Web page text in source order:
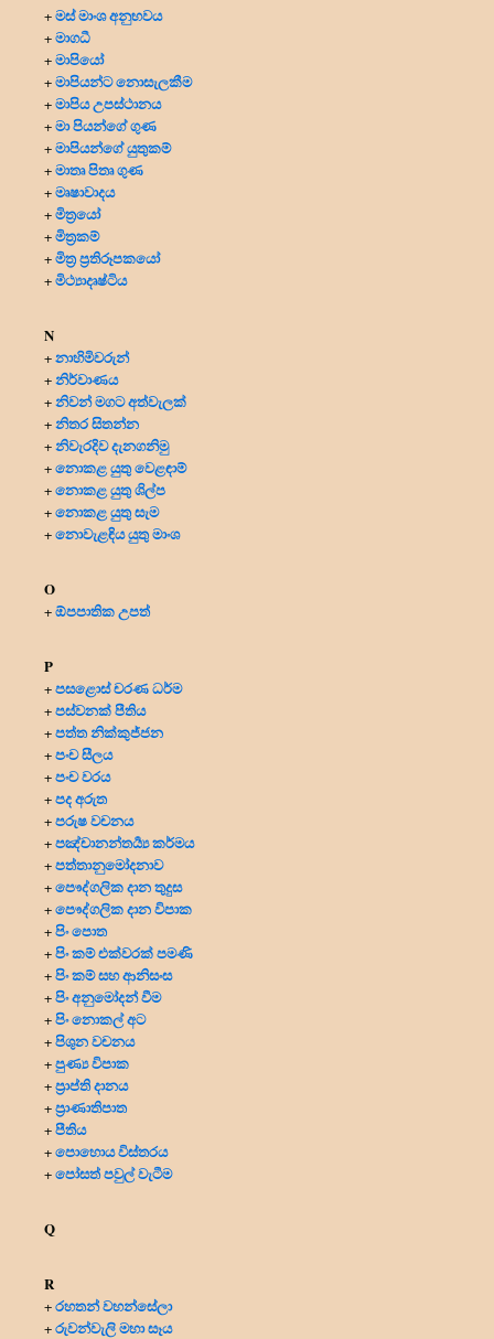
+මස් මාංශ අනුභවය
+මාගධී
+මාපියෝ
+මාපියන්ට නොසැලකීම
+මාපිය උපස්ථානය
+මා පියන්ගේ ගුණ
+මාපියන්ගේ යුතුකම්
+මාතෘ පිතෘ ගුණ
+මෘෂාවාදය
+මිත්‍රයෝ
+මිත්‍ර‍කම්
+මිත්‍ර‍ ප්‍ර‍තිරූපකයෝ
+මිථ්‍යාදෘෂ්ටිය
N
+නාහිමිවරුන්
+නිර්වාණය
+නිවන් මගට අත්වැලක්
+නිතර සිතන්න
+නිවැරදිව දැනගනිමු
+නොකළ යුතු වෙළඳාම්
+නොකළ යුතු ශිල්ප
+නොකළ යුතු සැම
+නොවැළඳිය යුතු මාංශ
O
+ඕපපාතික උපත්
P
+පසළොස් චරණ ධර්ම
+පස්වනක් පීතිය
+පත්ත නික්කුජ්ජන
+පංච සීලය
+පංච වරය
+පද අරුත
+පරුෂ වචනය
+පඤ්චානන්තර්‍ය්‍ය කර්මය
+පත්තානුමෝදනාව
+පෞද්ගලික දානතුදුස
+පෞද්ගලික දාන විපාක
+පිං පොත
+පිං කම් එක්වරක් පමණි
+පිං කම් සහ ආනිසංස
+පිං අනුමෝදන් වීම
+පිං නොකල් අට
+පිශුන වචනය
+පුණ්‍ය විපාක
+ප්‍රාප්ති දානය
+ප්‍රාණාතිපාත
+පීතිය
+පොහොය විස්තරය
+පෝසත් පවුල් වැටීම
Q
R
+රහතන් වහන්සේලා
+රුවන්වැලි මහා සෑය